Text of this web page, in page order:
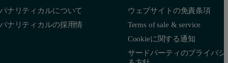
ナリティカルについて
ナリティカルの採用情
ウェブサイトの免責条項
Terms of sale & service
Cookieに関する通知
サードパーティのプライバシ